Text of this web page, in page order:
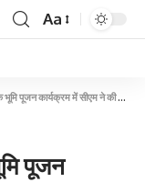
Aa
कार्यक्रम में सीएम ने की तीन घोषणाएं
पूजन